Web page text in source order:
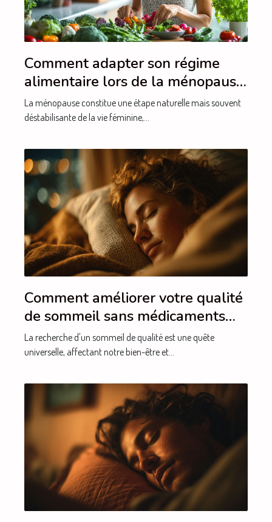
Comment adapter son régime
alimentaire lors de la ménopause
pour atténuer les symptômes ?
La ménopause constitue une étape naturelle mais souvent
déstabilisante de la vie féminine,...
Comment améliorer votre qualité
de sommeil sans médicaments
techniques éprouvées et conseils
pratiques
La recherche d'un sommeil de qualité est une quête
universelle, affectant notre bien-être et...